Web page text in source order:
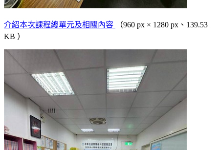
介紹本次課程總單元及相關內容
（960 px × 1280 px、139.53
KB ）